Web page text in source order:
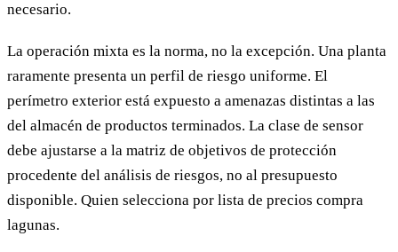
necesario.
La operación mixta es la norma, no la excepción. Una planta
raramente presenta un perfil de riesgo uniforme. El
perímetro exterior está expuesto a amenazas distintas a las
del almacén de productos terminados. La clase de sensor
debe ajustarse a la matriz de objetivos de protección
procedente del análisis de riesgos, no al presupuesto
disponible. Quien selecciona por lista de precios compra
lagunas.